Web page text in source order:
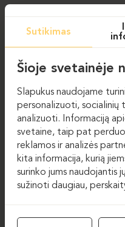
Sutikimas
Šioje svetainėje
Slapukus naudojame
personalizuoti, socialinių
analizuoti. Informaciją
svetaine, taip pat
reklamos ir analizės
kita informacija, kurią
surinko jums naudojantis
sužinoti daugiau,